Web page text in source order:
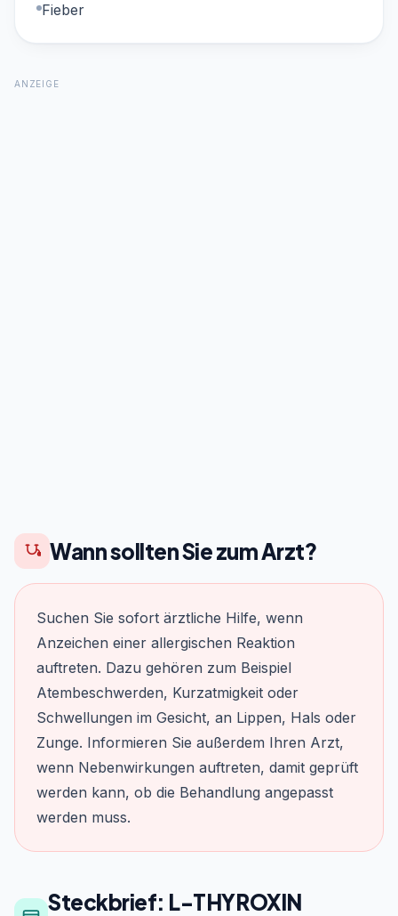
Fieber
ANZEIGE
Wann sollten Sie zum Arzt?
Suchen Sie sofort ärztliche Hilfe, wenn
Anzeichen einer allergischen Reaktion
auftreten. Dazu gehören zum Beispiel
Atembeschwerden, Kurzatmigkeit oder
Schwellungen im Gesicht, an Lippen, Hals oder
Zunge. Informieren Sie außerdem Ihren Arzt,
wenn Nebenwirkungen auftreten, damit geprüft
werden kann, ob die Behandlung angepasst
werden muss.
Steckbrief: L-THYROXIN